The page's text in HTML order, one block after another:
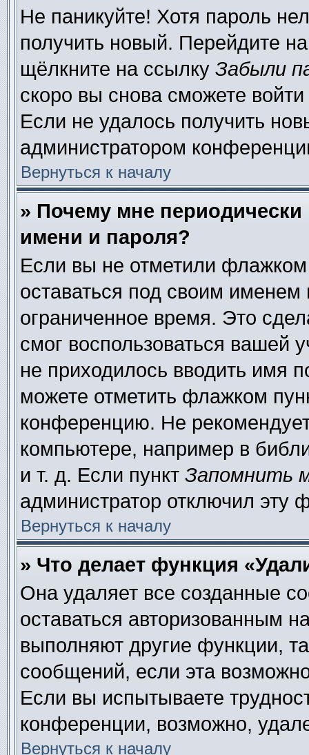
Не паникуйте! Хотя пароль
получить новый. Перейдите
щёлкните на ссылку Забыли
скоро вы снова сможете
Если не удалось получить
администратором
Вернуться к началу
» Почему мне
имени и пароля?
Если вы не отметили
оставаться под своим
ограниченное время. Это
смог воспользоваться вашей
не приходилось вводить имя
можете отметить флажком
конференцию. Не
компьютере, например в
и т. д. Если пункт Запомнить
администратор отключил эту
Вернуться к началу
» Что делает функция
Она удаляет все созданные
оставаться авторизованным
выполняют другие функции,
сообщений, если эта
Если вы испытываете
конференции, возможно,
Вернуться к началу